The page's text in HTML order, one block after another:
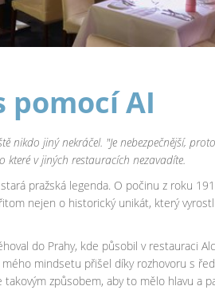
pomocí AI
nikdo jiný nekráčel. "Je nebezpečnější,
v jiných restauracích nezavadíte.
pražská legenda. O počinu z roku
nejen o historický unikát, který
do Prahy, kde působil v restauraci
mindsetu přišel díky rozhovoru s
způsobem, aby to mělo hlavu a